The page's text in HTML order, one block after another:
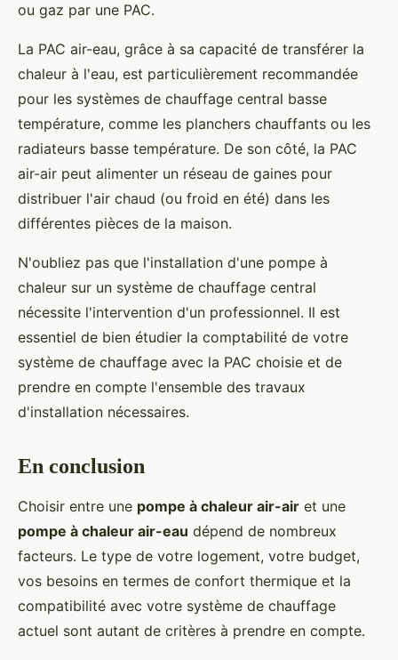
ou gaz par une PAC.
La PAC air-eau, grâce à sa capacité de transférer la
chaleur à l'eau, est particulièrement recommandée
pour les systèmes de chauffage central basse
température, comme les planchers chauffants ou les
radiateurs basse température. De son côté, la PAC
air-air peut alimenter un réseau de gaines pour
distribuer l'air chaud (ou froid en été) dans les
différentes pièces de la maison.
N'oubliez pas que l'installation d'une pompe à
chaleur sur un système de chauffage central
nécessite l'intervention d'un professionnel. Il est
essentiel de bien étudier la comptabilité de votre
système de chauffage avec la PAC choisie et de
prendre en compte l'ensemble des travaux
d'installation nécessaires.
En conclusion
Choisir entre une pompe à chaleur air-air et une
pompe à chaleur air-eau dépend de nombreux
facteurs. Le type de votre logement, votre budget,
vos besoins en termes de confort thermique et la
compatibilité avec votre système de chauffage
actuel sont autant de critères à prendre en compte.